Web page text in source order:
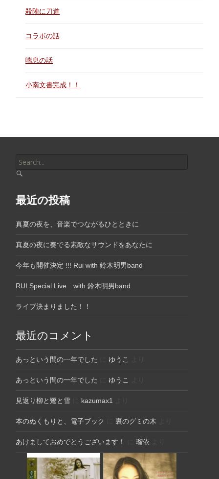
殺陣に刀道
コラボの話
喘息の話
小南文書完成！！
for:
最近の投稿
真夏の夜を、音楽でつながるひとときに
真夏の夜に奏でる素敵なサウンドをあなたに
今年も開催決定 !!! Rui with 鈴木明男band
RUI Special Live with 鈴木明男band
ライブ決まりました！！
最近のコメント
あっという間の一年でした ゆうこ
あっという間の一年でした ゆうこ
見返り柳と鷺と雪 kazumax1
本のぬくもりと、電子ブック 裏のグミの木
あけましておめでとうございます！ 瑠依